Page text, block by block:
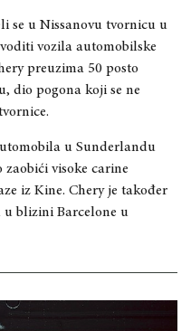
se u Nissanovu tvornicu u
vozila automobilske
preuzima 50 posto
dio pogona koji se ne
u Sunderlandu
zaobići visoke carine
iz Kine. Chery je također
u blizini Barcelone u